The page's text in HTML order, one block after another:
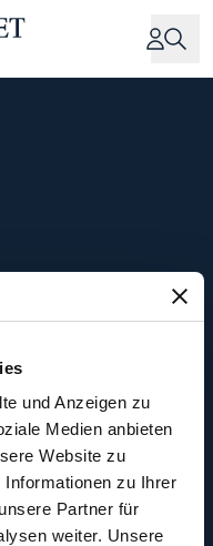
und Anzeigen zu
Medien anbieten
Website zu
zu Ihrer
Partner für
weiter. Unsere
L.